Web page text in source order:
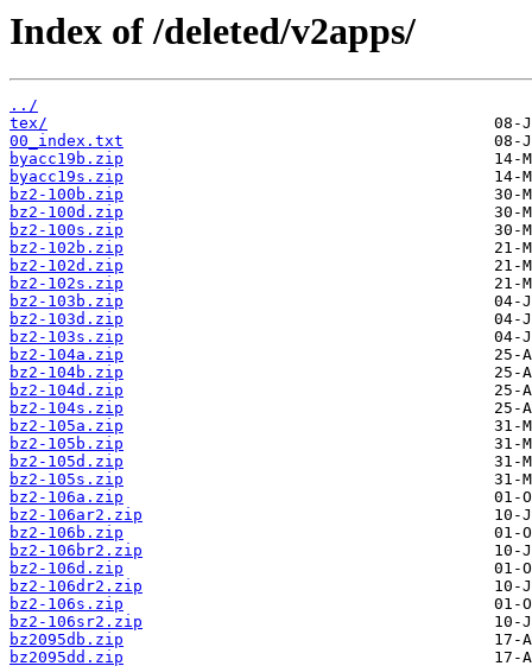
Index of /deleted/v2apps/
../
tex/
00_index.txt
byacc19b.zip
byacc19s.zip
bz2-100b.zip
bz2-100d.zip
bz2-100s.zip
bz2-102b.zip
bz2-102d.zip
bz2-102s.zip
bz2-103b.zip
bz2-103d.zip
bz2-103s.zip
bz2-104a.zip
bz2-104b.zip
bz2-104d.zip
bz2-104s.zip
bz2-105a.zip
bz2-105b.zip
bz2-105d.zip
bz2-105s.zip
bz2-106a.zip
bz2-106ar2.zip
bz2-106b.zip
bz2-106br2.zip
bz2-106d.zip
bz2-106dr2.zip
bz2-106s.zip
bz2-106sr2.zip
bz2095db.zip
bz2095dd.zip